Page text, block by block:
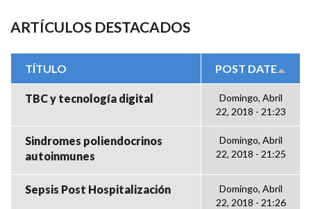
ARTÍCULOS DESTACADOS
TÍTULO POST DATE
TBC y tecnología digital
Domingo, Abril
22, 2018 - 21:23
Sindromes poliendocrinos
autoinmunes
Domingo, Abril
22, 2018 - 21:25
Sepsis Post Hospitalización
Domingo, Abril
22, 2018 - 21:26